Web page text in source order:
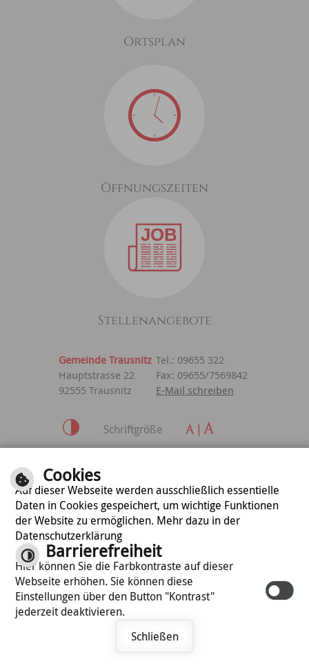
Ortsplan
Öffnungszeiten
Stellenangebote
Gemeinde Trausnitz Tel.: 09655 322
Hauptstrasse 22
Fax: 09655/7569842
92555 Trausnitz
E-Mail schreiben
Schriftgröße
Datenschutzerklärung
optimiert für
mobile Endgeräte
©cm city media GmbH
Termin vereinbaren
Cookies
Auf dieser Webseite werden ausschließlich essentielle
Daten in Cookies gespeichert, um wichtige Funktionen
der Website zu ermöglichen. Mehr dazu in der
Datenschutzerklärung
Barrierefreiheit
Hier können Sie die Farbkontraste auf dieser
Webseite erhöhen. Sie können diese
Einstellungen über den Button "Kontrast"
jederzeit deaktivieren.
Schließen